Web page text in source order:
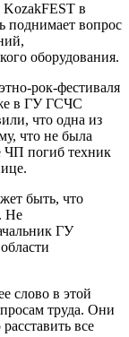
в
поднимает вопрос
оборудования.
рок-фестиваля
в ГУ ГСЧС
что одна из
что не была
ЧП погиб техник
быть, что
Не
ГУ
слово в этой
труда. Они
все